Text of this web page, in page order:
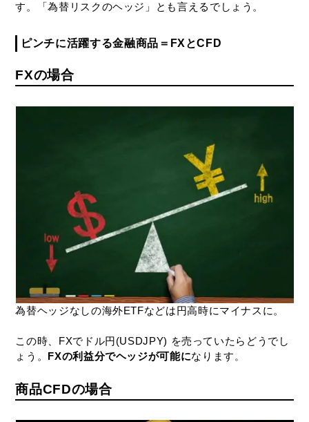
す。「為替リスクのヘッジ」とも言えるでしょう。
ピンチに活躍する金融商品＝FXとCFD
FXの場合
為替ヘッジなしの海外ETFなどは円高時にマイナスに。
この時、FXでドル円(USDJPY) を売っていたらどうでし
ょう。 FXの利益分でヘッジが可能になります 。
商品CFDの場合